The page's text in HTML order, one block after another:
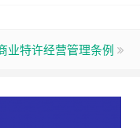
业特许经营管理条例